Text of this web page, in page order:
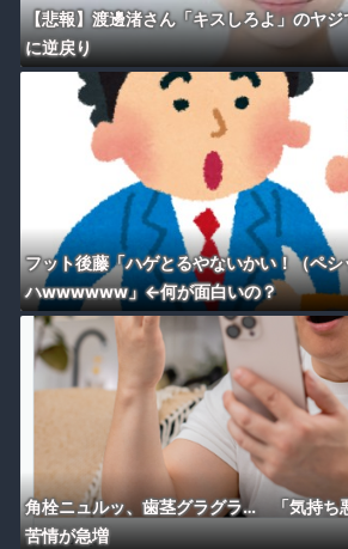
【悲報】渡邊渚さん「キスしろよ」のヤ
に逆戻り
フット後藤「ハゲとるやないかい！（ペ
ハwwwwww」←何が面白いの？
角栓ニュルッ、歯茎グラグラ… 「気持ち
苦情が急増